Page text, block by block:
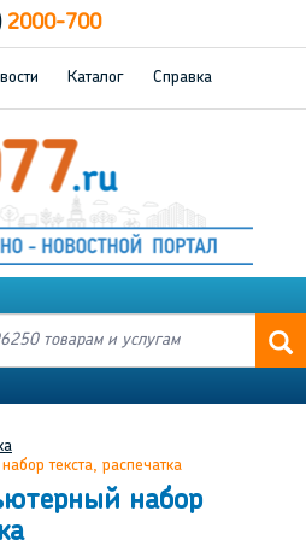
2000-700
Каталог Справка
текста, распечатка
набор